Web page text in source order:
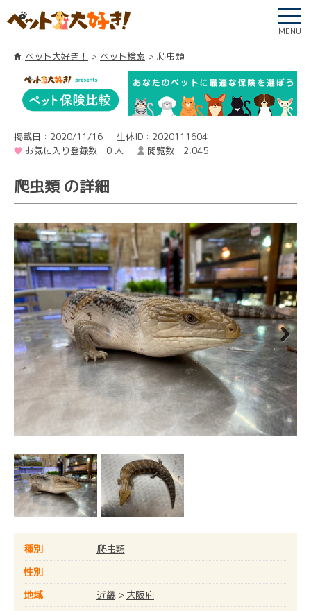
MENU
ペット大好き！ ペット検索 爬虫類
掲載日：2020/11/16
生体ID：2020111604
お気に入り登録数 0 人
閲覧数 2,045
爬虫類 の詳細
Next
種別
爬虫類
性別
地域
近畿> 大阪府